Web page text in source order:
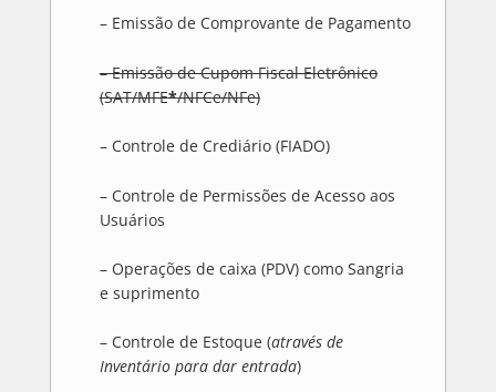
– Emissão de Comprovante de Pagamento
– Emissão de Cupom Fiscal Eletrônico
(SAT/MFE*/NFCe/NFe)
– Controle de Crediário (FIADO)
– Controle de Permissões de Acesso aos
Usuários
– Operações de caixa (PDV) como Sangria
e suprimento
– Controle de Estoque (através de
Inventário para dar entrada)